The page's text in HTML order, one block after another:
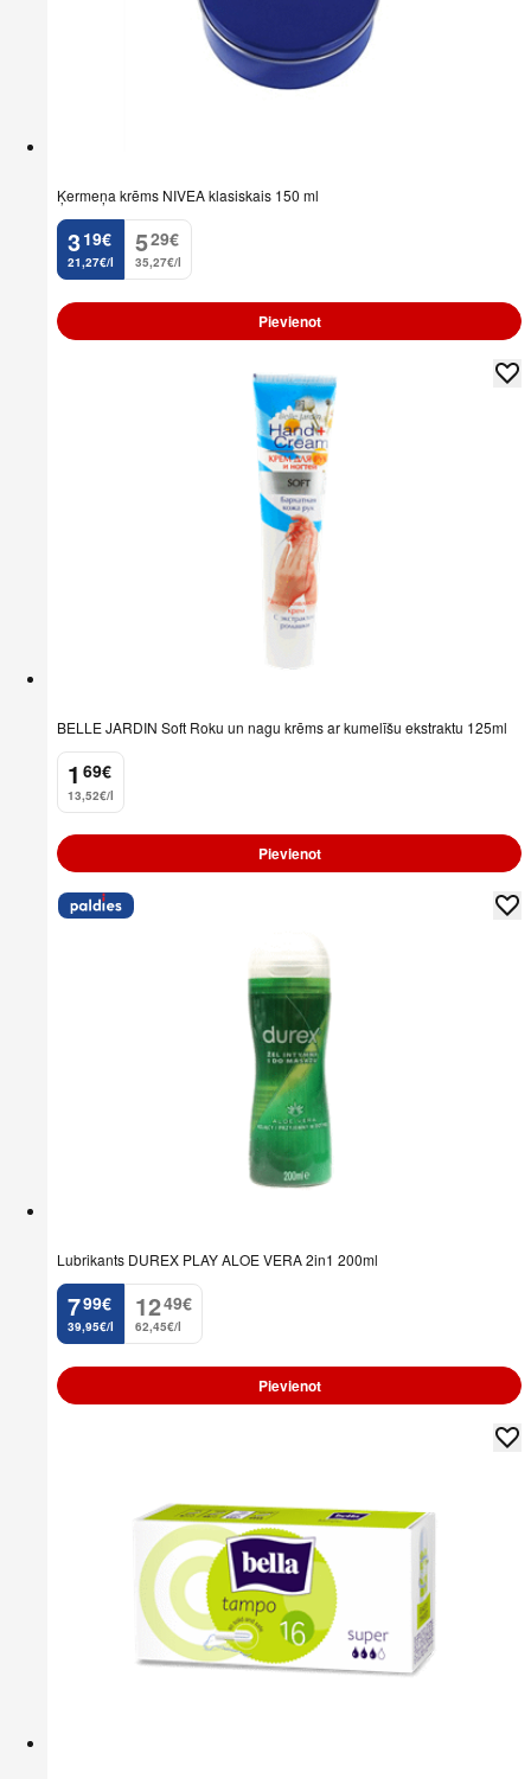
Ķermeņa krēms NIVEA klasiskais 150 ml
3
. 19€
21,27€/l
5
. 29€
35,27€/l
Pievienot
BELLE JARDIN Soft Roku un nagu krēms ar kumelīšu ekstraktu 125ml
1
. 69€
13,52€/l
Pievienot
Lubrikants DUREX PLAY ALOE VERA 2in1 200ml
7
. 99€
39,95€/l
12
. 49€
62,45€/l
Pievienot